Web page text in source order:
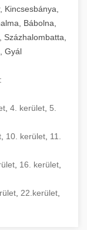
Kincsesbánya,
Bábolna,
Gyál
4. kerület 5.
, 10. kerület, 11.
16. kerület
22.kerület